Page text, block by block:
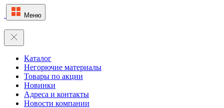
Меню
Каталог
Негорючие материалы
Товары по акции
Новинки
Адреса и контакты
Новости компании